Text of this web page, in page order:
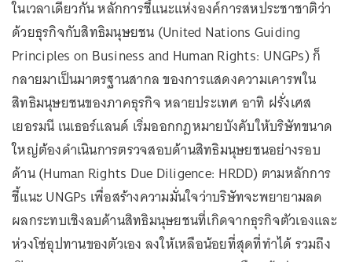
ในเวลาเดียวกัน หลักการชี้แนะแห่งองค์การสหประชาชาติว่า
ด้วยธุรกิจกับสิทธิมนุษยชน (United Nations Guiding
Principles on Business and Human Rights: UNGPs) ก็
กลายมาเป็นมาตรฐานสากล ของการแสดงความเคารพใน
สิทธิมนุษยชนของภาคธุรกิจ หลายประเทศ อาทิ ฝรั่งเศส
เยอรมนี เนเธอร์แลนด์ เริ่มออกกฎหมายบังคับให้บริษัทขนาด
ใหญ่ต้องดำเนินการตรวจสอบด้านสิทธิมนุษยชนอย่างรอบ
ด้าน (Human Rights Due Diligence: HRDD) ตามหลักการ
ชี้แนะ UNGPs เพื่อสร้างความมั่นใจว่าบริษัทจะพยายามลด
ผลกระทบเชิงลบด้านสิทธิมนุษยชนที่เกิดจากธุรกิจตัวเองและ
ห่วงโซ่อุปทานของตัวเอง ลงให้เหลือน้อยที่สุดที่ทำได้ รวมถึง